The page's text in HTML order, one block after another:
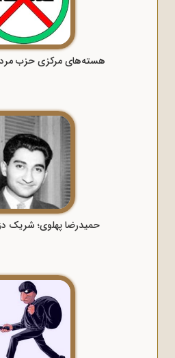
هسته‌های مرکزی حزب
حمیدرضا پهلوی؛ شریک